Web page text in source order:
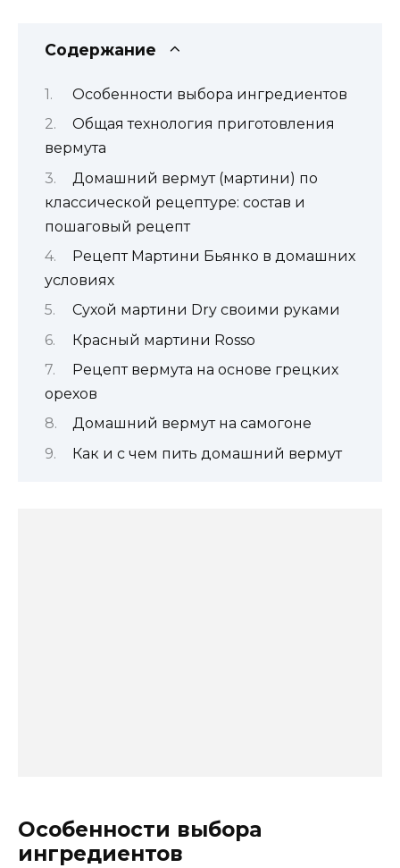
Содержание
Особенности выбора ингредиентов
Общая технология приготовления
вермута
Домашний вермут (мартини) по
классической рецептуре: состав и
пошаговый рецепт
Рецепт Мартини Бьянко в домашних
условиях
Сухой мартини Dry своими руками
Красный мартини Rosso
Рецепт вермута на основе грецких
орехов
Домашний вермут на самогоне
Как и с чем пить домашний вермут
Особенности выбора
ингредиентов